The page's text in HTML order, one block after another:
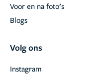
Voor en na foto’s
Blogs
Volg ons
Instagram